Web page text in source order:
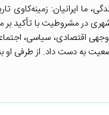
ما ایرانیان:
در مشروطیت با تأکید بر
اقتصادی، سیاسی،
به دست داد. از طرفی او